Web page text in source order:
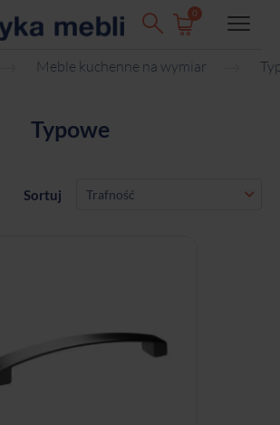
0
Meble kuchenne na wymiar
Typowe
Sortuj Trafność